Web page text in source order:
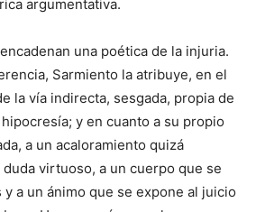
argumentativa.
una poética de la injuria.
Sarmiento la atribuye, en el
la vía indirecta, sesgada, propia de
y en cuanto a su propio
a un acaloramiento quizá
virtuoso, a un cuerpo que se
a un ánimo que se expone al juicio